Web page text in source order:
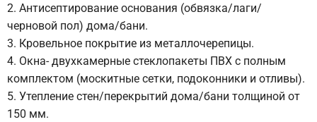
Антисептирование основания (обвязка/лаги/
черновой пол) дома/бани.
Кровельное покрытие из металлочерепицы.
Окна- двухкамерные стеклопакеты ПВХ с полным
комплектом (москитные сетки, подоконники и отливы).
Утепление стен/перекрытий дома/бани толщиной от
150 мм.